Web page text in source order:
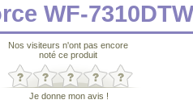
WF-7310DTW
Nos visiteurs n'ont pas encore
noté ce produit
Je donne mon avis !